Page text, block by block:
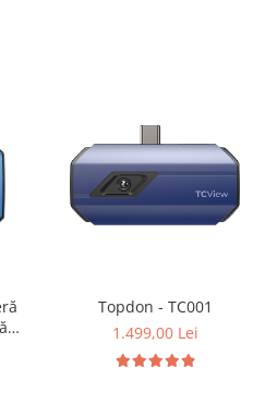
Topdon - TC001
1.499,00 Lei